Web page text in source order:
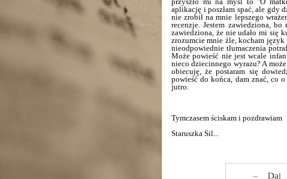
aplikację i poszłam spać, ale gdy
nie zrobił na mnie lepszego
recenzje. Jestem zawiedziona,
zawiedziona, że nie udało mi się
zrozumcie mnie źle, kocham
nieodpowiednie tłumaczenia
Może powieść nie jest wcale
nieco dziecinnego wyrazu? A
obiecuję, że postaram się
powieść do końca, dam znać, co
jutro.
Tymczasem ściskam i pozdrawiam
Staruszka Sil...